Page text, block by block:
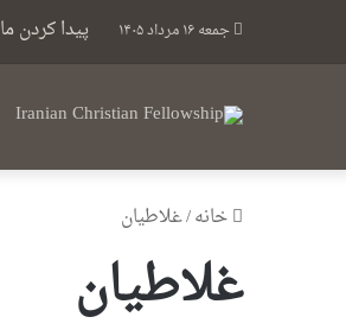
جمعه ۱۶ مرداد ۱۴۰۵ پیدا کردن ما
خانه/غلاطیان
غلاطیان